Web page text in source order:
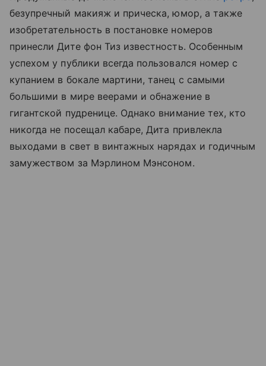
безупречный макияж и прическа, юмор, а также
изобретательность в постановке номеров
принесли Дите фон Тиз известность. Особенным
успехом у публики всегда пользовался номер с
купанием в бокале мартини, танец с самыми
большими в мире веерами и обнажение в
гигантской пудренице. Однако внимание тех, кто
никогда не посещал кабаре, Дита привлекла
выходами в свет в винтажных нарядах и годичным
замужеством за Мэрлином Мэнсоном.